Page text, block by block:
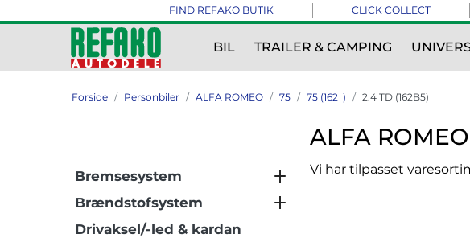
FIND REFAKO BUTIK CLICK COLLECT
BIL TRAILER & CAMPING
Forside Personbiler ALFA ROMEO 75 75 (162_) 2.4 TD (162B5)
ALFA ROMEO
Vi har tilpasset
Bremsesystem
Brændstofsystem
Drivaksel/-led & kardan